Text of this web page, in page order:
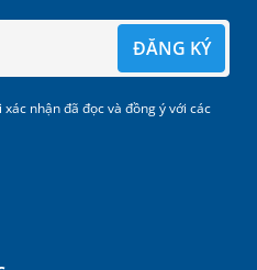
ĐĂNG KÝ
xác nhận đã đọc và đồng ý với các